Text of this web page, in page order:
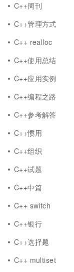
C++周刊
C++管理方式
C++ realloc
C++使用总结
C++应用实例
C++编程之路
C++参考解答
C++惯用
C++组织
C++试题
C++中篇
C++ switch
C++银行
C++选择题
C++ multiset